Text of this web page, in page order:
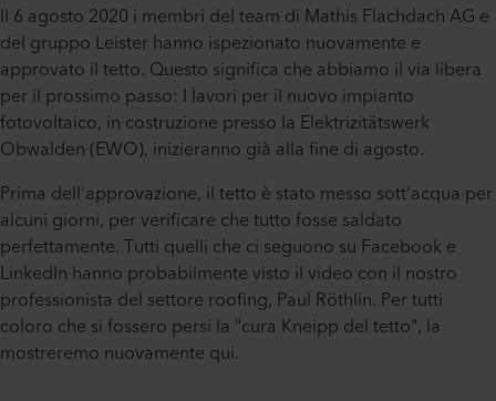
Il 6 agosto 2020 i membri del team di Mathis Flachdach AG e
del gruppo Leister hanno ispezionato nuovamente e
approvato il tetto. Questo significa che abbiamo il via libera
per il prossimo passo: I lavori per il nuovo impianto
fotovoltaico, in costruzione presso la Elektrizitätswerk
Obwalden (EWO), inizieranno già alla fine di agosto.
Prima dell'approvazione, il tetto è stato messo sott'acqua per
alcuni giorni, per verificare che tutto fosse saldato
perfettamente. Tutti quelli che ci seguono su Facebook e
LinkedIn hanno probabilmente visto il video con il nostro
professionista del settore roofing, Paul Röthlin. Per tutti
coloro che si fossero persi la "cura Kneipp del tetto", la
mostreremo nuovamente qui.